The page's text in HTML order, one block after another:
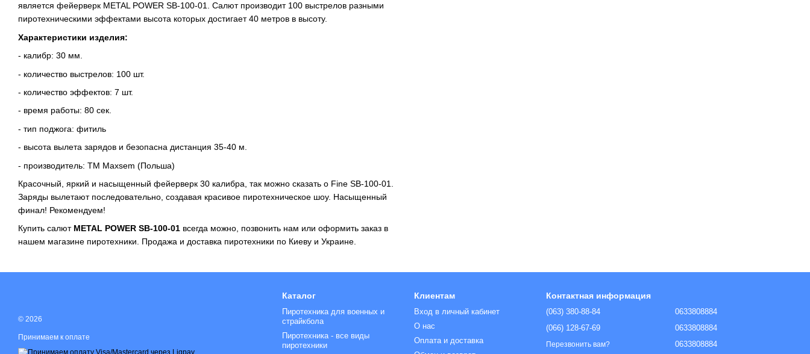
является фейерверк METAL POWER SB-100-01. Салют производит 100 выстрелов разными
пиротехническими эффектами высота которых достигает 40 метров в высоту.
Характеристики изделия:
- калибр: 30 мм.
- количество выстрелов: 100 шт.
- количество эффектов: 7 шт.
- время работы: 80 сек.
- тип поджога: фитиль
- высота вылета зарядов и безопасна дистанция 35-40 м.
- производитель: ТМ Maxsem (Польша)
Красочный, яркий и насыщенный фейерверк 30 калибра, так можно сказать о Fine SB-100-01.
Заряды вылетают последовательно, создавая красивое пиротехническое шоу. Насыщенный
финал! Рекомендуем!
Купить салют METAL POWER SB-100-01 всегда можно, позвонить нам или оформить заказ в
нашем магазине пиротехники. Продажа и доставка пиротехники по Киеву и Украине.
© 2026
Принимаем к оплате
Каталог
Пиротехника для военных и
страйкбола
Пиротехника - все виды
пиротехники
Клиентам
Вход в личный кабинет
О нас
Оплата и доставка
Контактная информация
(063) 380-88-84
(066) 128-67-69
Перезвонить вам?
0633808884
0633808884
0633808884